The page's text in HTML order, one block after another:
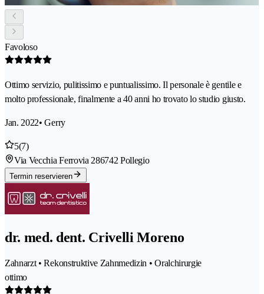
Favoloso
Ottimo servizio, pulitissimo e puntualissimo. Il personale è gentile e
molto professionale, finalmente a 40 anni ho trovato lo studio giusto.
Jan. 2022• Gerry
5(7)
Via Vecchia Ferrovia 286742 Pollegio
Termin reservieren
dr. med. dent. Crivelli Moreno
Zahnarzt • Rekonstruktive Zahnmedizin • Oralchirurgie
ottimo